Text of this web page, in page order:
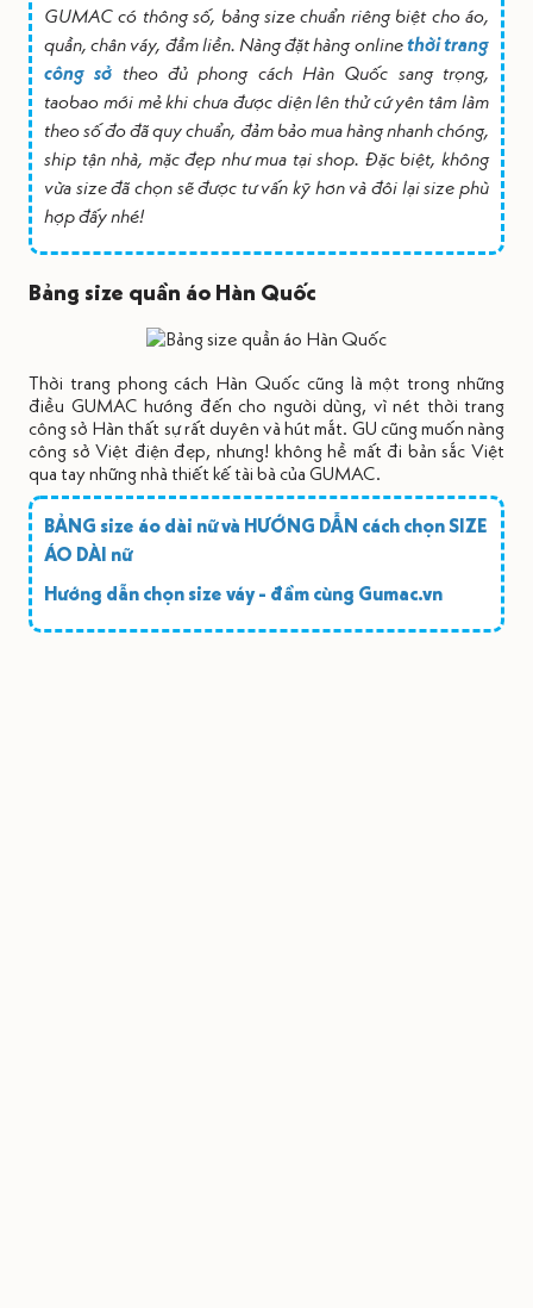
GUMAC có thông số, bảng size chuẩn riêng biệt cho áo,
quần, chân váy, đầm liền. Nàng đặt hàng onlinethời trang
công sở theo đủ phong cách Hàn Quốc sang trọng,
taobao mới mẻ khi chưa được diện lên thử cứ yên tâm làm
theo số đo đã quy chuẩn, đảm bảo mua hàng nhanh chóng,
ship tận nhà, mặc đẹp như mua tại shop. Đặc biệt, không
vừa size đã chọn sẽ được tư vấn kỹ hơn và đôi lại size phù
hợp đấy nhé!
Bảng size quần áo Hàn Quốc
Thời trang phong cách Hàn Quốc cũng là một trong những
điều GUMAC hướng đến cho người dùng, vì nét thời trang
công sở Hàn thất sự rất duyên và hút mắt. GU cũng muốn nàng
công sở Việt điện đẹp, nhưng! không hề mất đi bản sắc Việt
qua tay những nhà thiết kế tài bà của GUMAC.
BẢNG size áo dài nữ và HƯỚNG DẪN cách chọn SIZE
ÁO DÀI nữ
Hướng dẫn chọn size váy - đầm cùng Gumac.vn